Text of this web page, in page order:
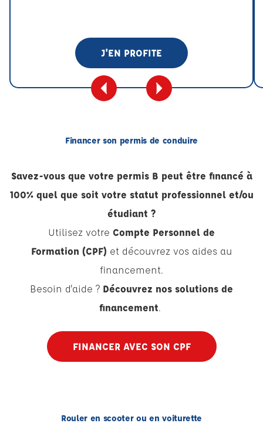
J'EN PROFITE
Financer son permis de conduire
Savez-vous que votre permis B peut être financé à
100% quel que soit votre statut professionnel et/ou
étudiant ?
Utilisez votre Compte Personnel de
Formation (CPF) et découvrez vos aides au
financement.
Besoin d'aide ? Découvrez nos solutions de
financement.
FINANCER AVEC SON CPF
Rouler en scooter ou en voiturette